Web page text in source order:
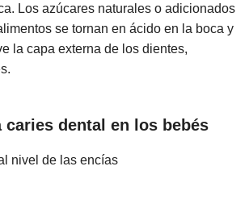
Los azúcares naturales o adicionados
se tornan en ácido en la boca y
la capa externa de los dientes,
caries dental en los bebés
nivel de las encías